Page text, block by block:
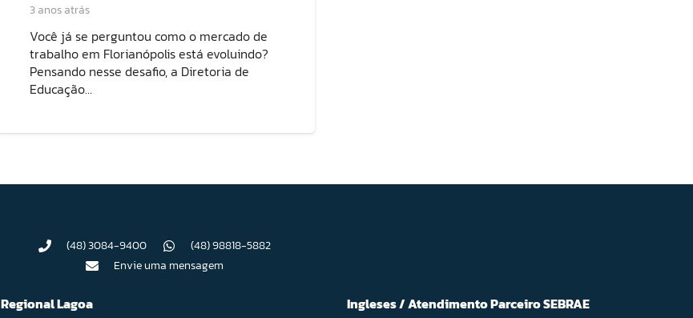
3 anos atrás
Você já se perguntou como o mercado de
trabalho em Florianópolis está evoluindo?
Pensando nesse desafio, a Diretoria de
Educação…
(48) 3084-9400
(48) 98818-5882
Envie uma mensagem
Regional Lagoa Ingleses / Atendimento Parceiro SEBRAE